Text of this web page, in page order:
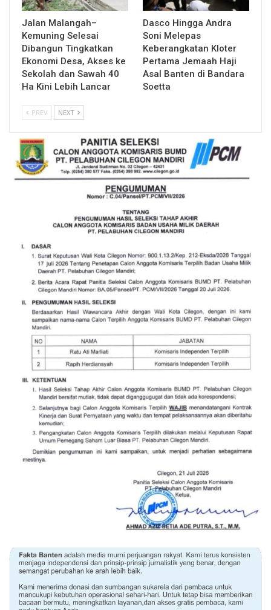
Jalan Malangah–
Kemuning Selesai
Dibangun Tingkatkan
Ekonomi Desa, Akses ke
Sekolah dan Sawah 40
Ha Kini Lebih Lancar
Dasco Hingga Andra
Soni Melepas
Keberangkatan Kloter
Pertama Jemaah Haji
Asal Banten di Bandara
Soetta
PREV NEXT